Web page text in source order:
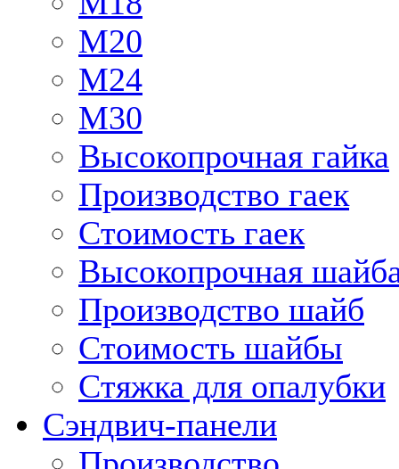
М20
М24
М30
Высокопрочная гайка
Производство гаек
Стоимость гаек
Высокопрочная
Производство шайб
Стоимость шайбы
Стяжка для опалубки
Сэндвич-панели